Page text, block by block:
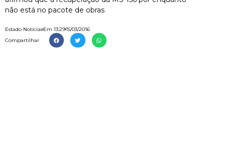
não está no pacote de obras
Estado NotíciasEm 13:2915/03/2016
Compartilhar